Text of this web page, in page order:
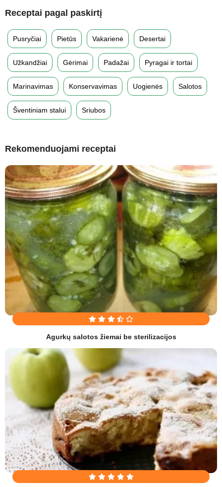
Receptai pagal paskirtį
Pusryčiai Pietūs Vakarienė Desertai
Užkandžiai Gėrimai Padažai Pyragai ir tortai
Marinavimas Konservavimas Uogienės Salotos
Šventiniam stalui Sriubos
Rekomenduojami receptai
Agurkų salotos žiemai be sterilizacijos